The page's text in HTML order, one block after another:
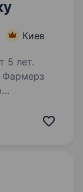
Киев
5 лет.